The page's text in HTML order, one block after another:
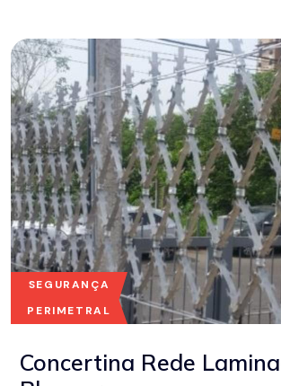
SEGURANÇA
PERIMETRAL
Concertina Rede